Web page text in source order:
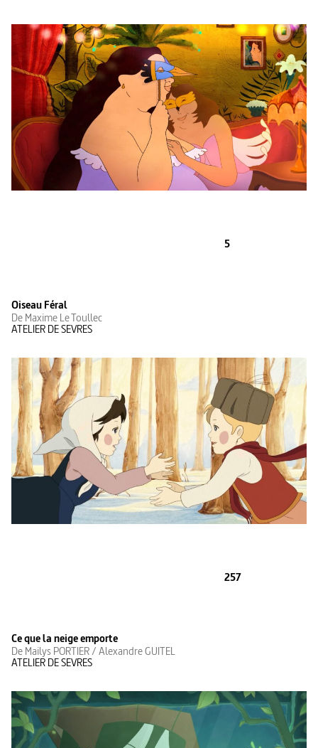
5
Oiseau Féral
De Maxime Le Toullec
ATELIER DE SEVRES
257
Ce que la neige emporte
De Mailys PORTIER / Alexandre GUITEL
ATELIER DE SEVRES